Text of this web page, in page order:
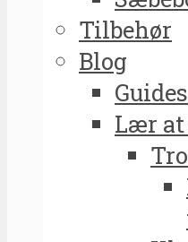
Tilbehør
Blog
Guides
Lær